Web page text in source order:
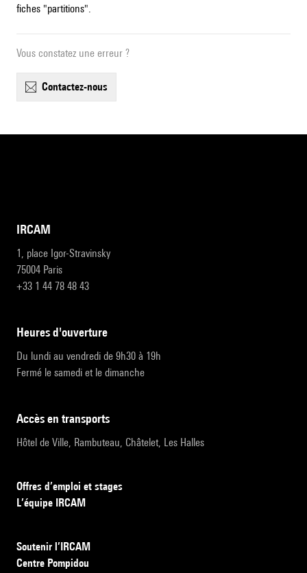
fiches "partitions".
Vous constatez une erreur ?
contactez-nous
IRCAM
1, place Igor-Stravinsky
75004 Paris
+33 1 44 78 48 43
heures d'ouverture
Du lundi au vendredi de 9h30 à 19h
Fermé le samedi et le dimanche
accès en transports
Hôtel de Ville, Rambuteau, Châtelet, Les Halles
Offres d’emploi et stages
L’équipe IRCAM
Soutenir l’IRCAM
Centre Pompidou